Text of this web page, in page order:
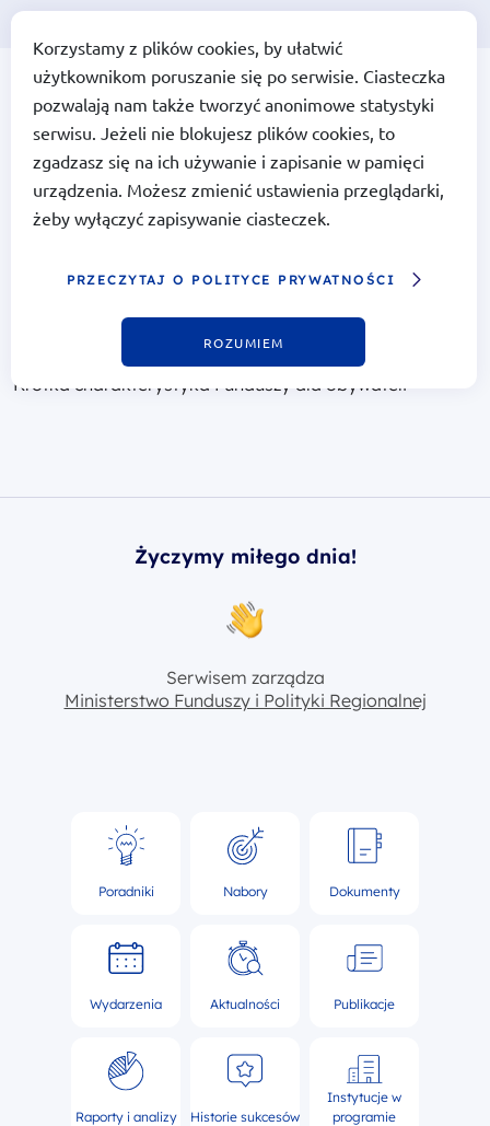
Portal Funduszy Europejskich
Fundusze
Europejskie
na Infrastrukturę,
Klimat,
Środowisko
Korzystamy z plików cookies, by ułatwić
użytkownikom poruszanie się po serwisie. Ciasteczka
pozwalają nam także tworzyć anonimowe statystyki
serwisu. Jeżeli nie blokujesz plików cookies, to
zgadzasz się na ich używanie i zapisanie w pamięci
urządzenia. Możesz zmienić ustawienia przeglądarki,
żeby wyłączyć zapisywanie ciasteczek.
PRZECZYTAJ O POLITYCE PRYWATNOŚCI
ROZUMIEM
Krótka charakterystyka Funduszy dla
obywateli
Krótka charakterystyka Funduszy dla obywateli
Życzymy miłego dnia!
Serwisem zarządza
Ministerstwo Funduszy i Polityki Regionalnej
Poradniki Nabory Dokumenty
Wydarzenia Aktualności Publikacje
Raporty i analizy Historie sukcesów
Instytucje w
programie